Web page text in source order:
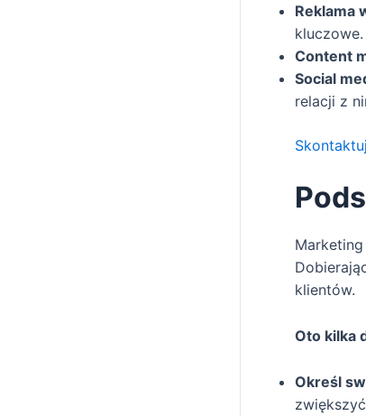
Reklama
kluczowe.
Content
Social
relacji z
klientów.
Oto kilka
Określ